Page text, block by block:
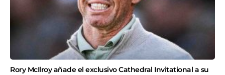
Rory McIlroy añade el exclusivo Cathedral Invitational a su